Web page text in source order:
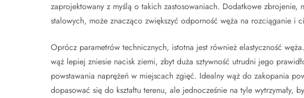
zaprojektowany z myślą o takich zastosowaniach. Dodatkowe zbrojenie,
stalowych, może znacząco zwiększyć odporność węża na rozciąganie i
Oprócz parametrów technicznych, istotna jest również elastyczność
wąż lepiej zniesie nacisk ziemi, zbyt duża sztywność utrudni jego
powstawania naprężeń w miejscach zgięć. Idealny wąż do zakopania
dopasować się do kształtu terenu, ale jednocześnie na tyle wytrzymały,